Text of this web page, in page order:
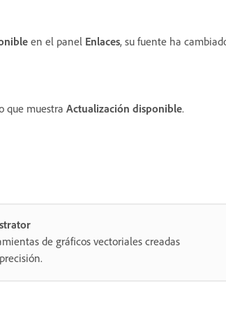
en el panel Enlaces, su fuente ha
que muestra Actualización disponible.
de gráficos vectoriales creadas